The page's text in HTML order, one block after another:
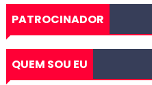
PATROCINADOR
QUEM SOU EU